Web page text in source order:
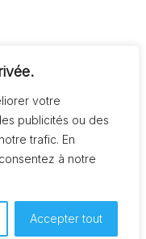
votre
publicités ou des
trafic. En
à notre
Accepter tout
Designed and